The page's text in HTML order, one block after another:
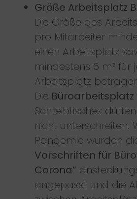
Größe Arbeitsplatz
Die Größe des
pro Mitarbeiter
einen Arbeitsplatz
mindestens 6 m² für
Arbeitsplatz
Die Büroarbeitsplatz
Schreibtisches
nicht unterschreiten.
Pandemie wurden
Vorschriften für
Corona“
angepasst und die